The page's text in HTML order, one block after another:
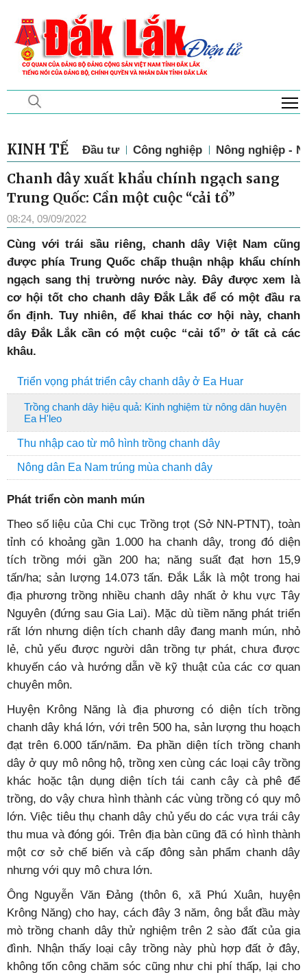
KINH TẾ Đầu tư Công nghiệp Nông nghiệp -
Chanh dây xuất khẩu chính ngạch sang
Trung Quốc: Cần một cuộc “cải tổ”
08:24, 09/09/2022
Cùng với trái sầu riêng, chanh dây Việt Nam cũng
được phía Trung Quốc chấp thuận nhập khẩu chính
ngạch sang thị trường nước này. Đây được xem là
cơ hội tốt cho chanh dây Đắk Lắk để có một đầu ra
ổn định. Tuy nhiên, để khai thác cơ hội này, chanh
dây Đắk Lắk cần có một cuộc “cải tổ” ở tất cả các
khâu.
Triển vọng phát triển cây chanh dây ở Ea Huar
Trồng chanh dây hiệu quả: Kinh nghiệm từ nông dân huyện
Ea H'leo
Thu nhập cao từ mô hình trồng chanh dây
Nông dân Ea Nam trúng mùa chanh dây
Phát triển còn manh mún
Theo số liệu của Chi cục Trồng trọt (Sở NN-PTNT), toàn
tỉnh có khoảng gần 1.000 ha chanh dây, trong đó diện
tích trồng mới gần 200 ha; năng suất đạt hơn 15,9
tấn/ha; sản lượng 14.073 tấn. Đắk Lắk là một trong hai
địa phương trồng nhiều chanh dây nhất ở khu vực Tây
Nguyên (đứng sau Gia Lai). Mặc dù tiềm năng phát triển
rất lớn nhưng diện tích chanh dây đang manh mún, nhỏ
lẻ, chủ yếu được người dân trồng tự phát, chưa được
khuyến cáo và hướng dẫn về kỹ thuật của các cơ quan
chuyên môn.
Huyện Krông Năng là địa phương có diện tích trồng
chanh dây khá lớn, với trên 500 ha, sản lượng thu hoạch
đạt trên 6.000 tấn/năm. Đa phần diện tích trồng chanh
dây ở quy mô nông hộ, trồng xen cùng các loại cây trồng
khác hoặc tận dụng diện tích tái canh cây cà phê để
trồng, do vậy chưa hình thành các vùng trồng có quy mô
lớn. Việc tiêu thụ chanh dây chủ yếu do các vựa trái cây
thu mua và đóng gói. Trên địa bàn cũng đã có hình thành
một cơ sở chế biến và cấp đông sản phẩm chanh dây
nhưng với quy mô chưa lớn.
Ông Nguyễn Văn Đảng (thôn 6, xã Phú Xuân, huyện
Krông Năng) cho hay, cách đây 3 năm, ông bắt đầu mày
mò trồng chanh dây thử nghiệm trên 2 sào đất của gia
đình. Nhận thấy loại cây trồng này phù hợp đất ở đây,
không tốn công chăm sóc cũng như chi phí thấp, lại cho